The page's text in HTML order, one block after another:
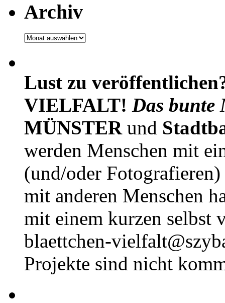
Archiv
Archiv
Lust zu
VIELFALT! Das bunte
MÜNSTERund
werden Menschen mit
(und/oder
mit anderen Menschen
mit einem kurzen selbst
blaettchen-
Projekte sind nicht